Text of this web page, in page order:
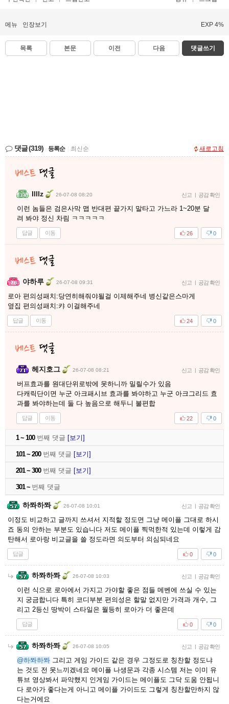
메뉴 인장보기 EXP 4%
목록 본문 이전 다음 댓글쓰기
댓글(319) 등록순 최신순 새로고침
Illlz 26-07-08 08:20 신고 공감 확인
이런 놈들은 검은사막 맵 반대편 끝가지 말타고 가느라 1~20분 달
려 봐야 정신 차림 ㅋㅋㅋㅋㅋ
답글 이동 0
26
야하루 26-07-08 09:31 신고 공감 확인
로아 편의성패치:당연히해줘야될걸 이제해주네 병신같은스마게
옆집 편의성패치:캬 이걸해주네
답글 이동 0
24
헤지호그 26-07-08 08:21 신고 공감 확인
버프효과를 원대단위로밖에 못하니까 밀릴수가 있음
다캐릭단이면 누군 아크패시브 효과를 봐야하고 누군 아크그리드 효
과를 봐야하는데 둘 다 높음으로 해두니 불편합
답글 이동 0
22
1 ~ 100번째 댓글 [보기]
101 ~ 200번째 댓글 [보기]
201 ~ 300번째 댓글 [보기]
301 ~ 번째 댓글
하쫘하쫘 26-07-08 10:01 신고 공감 확인
이정도 비교하고 글까지 쓰셔서 지적할 정도면 그냥 메이플 그대로 하시
죠 동의 안하는 부분도 있습니다 저도 메이플 찍먹한적 있는데 이렇게 감
탄해서 로아랑 비교글을 쓸 정도라면 의도부터 의심되네요
답글 0
0
하쫘하쫘 26-07-08 10:03 신고 공감 확인
이런 식으로 로아에서 가지고 가야할 좋은 점들 메벤에 쓰실 수 있는
지 궁금합니다 특히 코디부분 편의성은 할말 없지만 가격과 개수, 그
리고 2등신 땅박이 스타일은 월등히 로아가 더 좋은데
답글 0
0
하쫘하쫘 26-07-08 10:05 신고 공감 확인
@하쫘하쫘 그리고 게임 가이드 같은 경우 그정도로 칭찬할 정도냐
는 것도 전 못느끼겠네요 메이플 나생문과 각종 시스템 저는 이미 유
튜브 영상봐서 파악했지 인게임 가이드는 메이플도 그닥 도움 안됩니
다 로아가 좋다는게 아니고 메이플 가이드도 그렇게 칭찬할만하지 않
다는거에요